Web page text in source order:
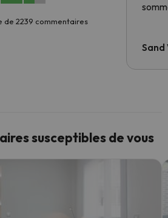
de 2239 commentaires
Sand
susceptibles de vous